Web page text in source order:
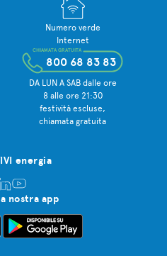
Numero verde
Internet
800 68 83 83
CHIAMATA GRATUITA
DA LUN A SAB dalle ore
8 alle ore 21:30
festività escluse,
chiamata gratuita
energia
nostra app